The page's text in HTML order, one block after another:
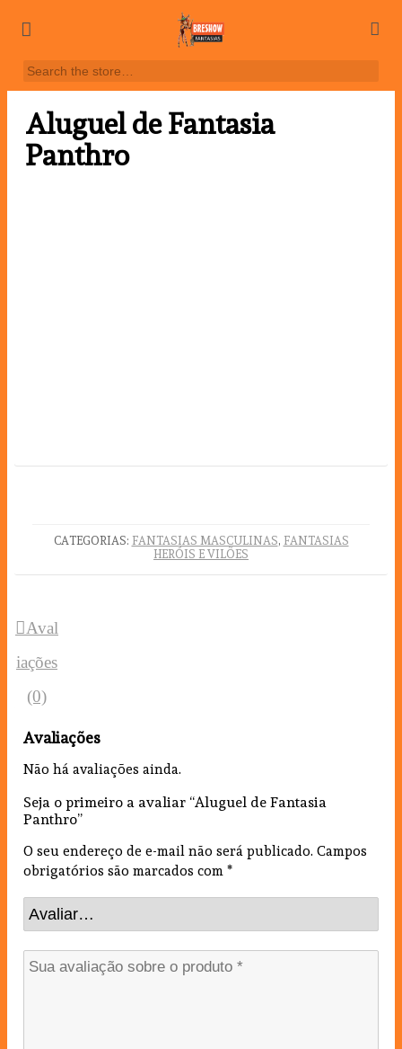
Aluguel de Fantasia
Panthro
CATEGORIAS: FANTASIAS MASCULINAS, FANTASIAS
HERÓIS E VILÕES
Aval
iações
(0)
Avaliações
Não há avaliações ainda.
Seja o primeiro a avaliar “Aluguel de Fantasia
Panthro”
O seu endereço de e-mail não será publicado. Campos
obrigatórios são marcados com *